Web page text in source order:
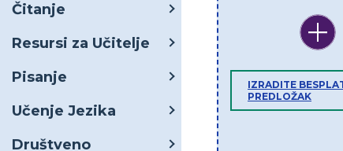
Čitanje
Resursi za Učitelje
Pisanje
Učenje Jezika
Društveno
IZRADITE
PREDLOŽAK